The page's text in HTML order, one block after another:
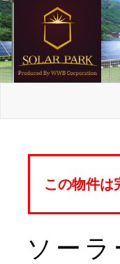
この物件は
ソーラ